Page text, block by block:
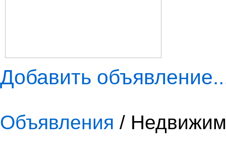
Добавить
Объявления /